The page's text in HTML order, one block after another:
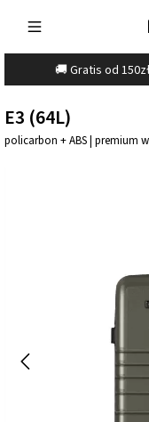
🚚 Gratis od
E3 (64L)
policarbon + ABS | premium